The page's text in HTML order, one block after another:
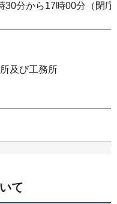
30分から17時00分（閉
及び工務所
て